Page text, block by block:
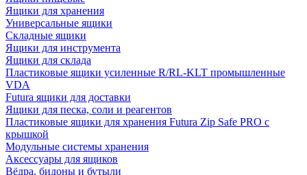
Ящики для хранения
Универсальные ящики
Складные ящики
Ящики для инструмента
Ящики для склада
Пластиковые ящики усиленные R/RL-KLT промышленные
VDA
Futura ящики для доставки
Ящики для песка, соли и реагентов
Пластиковые ящики для хранения Futura Zip Safe PRO с
крышкой
Модульные системы хранения
Аксессуары для ящиков
Вёдра, бидоны и бутыли